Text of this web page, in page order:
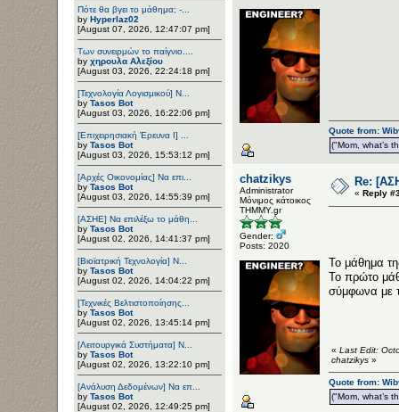
Πότε θα βγει το μάθημα; -...
by Hyperlaz02
[August 07, 2026, 12:47:07 pm]
Των συνειρμών το παίγνιο....
by χηρουλα Αλεξίου
[August 03, 2026, 22:24:18 pm]
[Τεχνολογία Λογισμικού] Ν...
by Tasos Bot
[August 03, 2026, 16:22:06 pm]
[Επιχειρησιακή Έρευνα Ι] ...
by Tasos Bot
[August 03, 2026, 15:53:12 pm]
[Αρχές Οικονομίας] Να επι...
by Tasos Bot
[August 03, 2026, 14:55:39 pm]
[ΑΣΗΕ] Να επιλέξω το μάθη...
by Tasos Bot
[August 02, 2026, 14:41:37 pm]
[Βιοϊατρική Τεχνολογία] Ν...
by Tasos Bot
[August 02, 2026, 14:04:22 pm]
[Τεχνικές Βελτιστοποίησης...
by Tasos Bot
[August 02, 2026, 13:45:14 pm]
[Λειτουργικά Συστήματα] Ν...
by Tasos Bot
[August 02, 2026, 13:22:10 pm]
[Ανάλυση Δεδομένων] Να επ...
by Tasos Bot
[August 02, 2026, 12:49:25 pm]
Quote from:
("Mom, what’s
chatzikys
Administrator
Μόνιμος κάτοικος
ΤΗΜΜΥ.gr
Gender:
Posts: 2020
Re:
« Reply
Το μάθημα
Το πρώτο
σύμφωνα με
« Last Edit:
chatzikys »
Quote from:
("Mom, what’s